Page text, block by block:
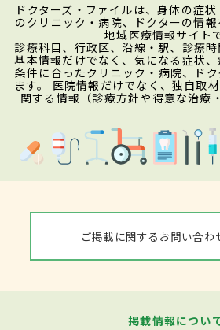
ドクターズ・ファイルは、身体の症
のクリニック・病院、ドクターの情
地域医療情報サイト
診療科目、行政区、沿線・駅、診療
基本情報だけでなく、気になる症状
条件に合ったクリニック・病院、ド
ます。 医院情報だけでなく、独自取
関する情報（診療方針や得意な治療
ご掲載に関するお問い合わ
掲載情報につい